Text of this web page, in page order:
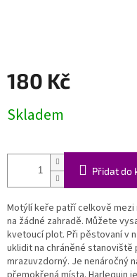
180 Kč
cena:
Skladem
Přidat do
Motýlí keře patří celkově
na žádné zahradě. Můžete
kvetoucí plot. Při pěstovaní v
uklidit na chráněné stanoviště
mrazuvzdorný. Je nenáročný